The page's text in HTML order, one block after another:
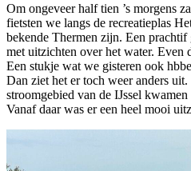
Om ongeveer half tien ’s morgens
fietsten we langs de recreatieplas
bekende Thermen zijn. Een prachtif
met uitzichten over het water. Even
Een stukje wat we gisteren ook
Dan ziet het er toch weer anders
stroomgebied van de IJssel
Vanaf daar was er een heel mooi